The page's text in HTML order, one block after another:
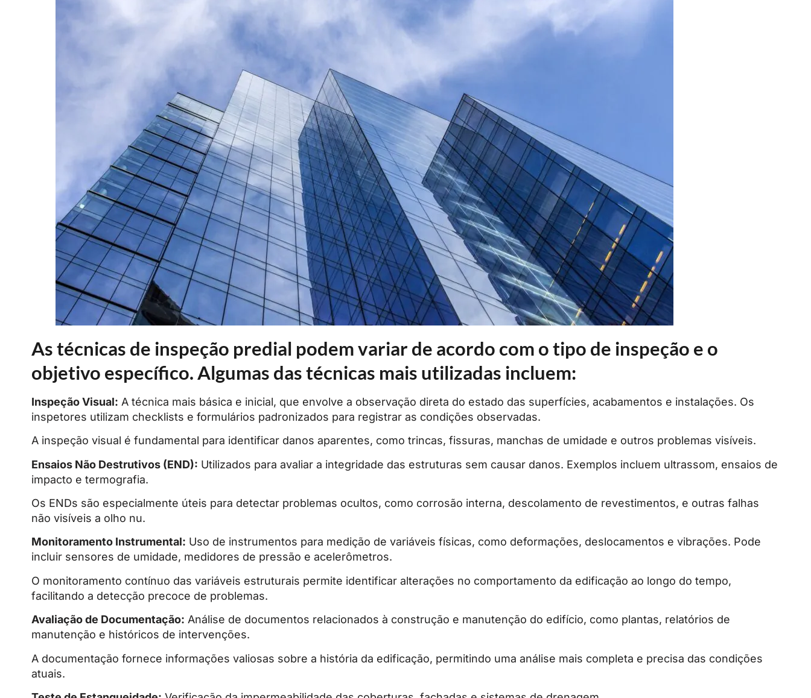
As técnicas de inspeção predial podem variar de acordo com o tipo de inspeção e o
objetivo específico. Algumas das técnicas mais utilizadas incluem:
Inspeção Visual: A técnica mais básica e inicial, que envolve a observação direta do estado das superfícies, acabamentos e instalações. Os
inspetores utilizam checklists e formulários padronizados para registrar as condições observadas.
A inspeção visual é fundamental para identificar danos aparentes, como trincas, fissuras, manchas de umidade e outros problemas visíveis.
Ensaios Não Destrutivos (END): Utilizados para avaliar a integridade das estruturas sem causar danos. Exemplos incluem ultrassom, ensaios de
impacto e termografia.
Os ENDs são especialmente úteis para detectar problemas ocultos, como corrosão interna, descolamento de revestimentos, e outras falhas
não visíveis a olho nu.
Monitoramento Instrumental: Uso de instrumentos para medição de variáveis físicas, como deformações, deslocamentos e vibrações. Pode
incluir sensores de umidade, medidores de pressão e acelerômetros.
O monitoramento contínuo das variáveis estruturais permite identificar alterações no comportamento da edificação ao longo do tempo,
facilitando a detecção precoce de problemas.
Avaliação de Documentação: Análise de documentos relacionados à construção e manutenção do edifício, como plantas, relatórios de
manutenção e históricos de intervenções.
A documentação fornece informações valiosas sobre a história da edificação, permitindo uma análise mais completa e precisa das condições
atuais.